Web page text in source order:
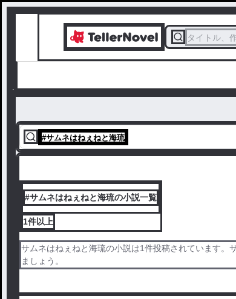
タイトル、
#サムネはねぇねと海琉
#サムネはねぇねと海琉の小説一覧
1件以上
サムネはねぇねと海琉の小説は1件投稿されています。
ましょう。